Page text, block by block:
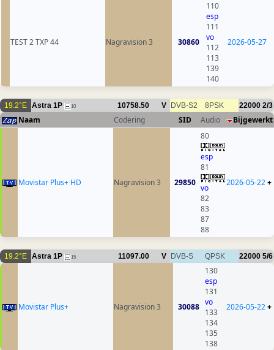
TEST 2 TXP 44 Nagravision 3 30860
110
esp
111
vo
112
113
139
140
2026-05-27
19.2°E Astra 1P 10 10758.50 V DVB-S2 8PSK 22000 2/3
Naam Codering SID Audio Bijgewerkt
Movistar Plus+ HD Nagravision 3 29850
80
esp
81
vo
82
83
87
88
2026-05-22+
19.2°E Astra 1P 15 11097.00 V DVB-S QPSK 22000 5/6
Movistar Plus+ Nagravision 3 30088
130
esp
131
vo
133
134
135
138
2026-05-22+